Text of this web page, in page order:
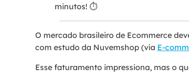
minutos! ⏱️
O mercado brasileiro de Ecommerce
com estudo da Nuvemshop (via E-
Esse faturamento impressiona, mas o